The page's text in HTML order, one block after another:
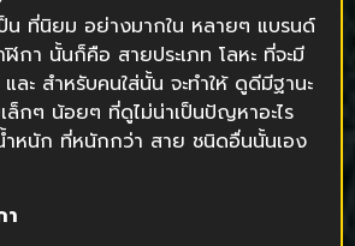
น ที่นิยม อย่างมากใน หลายๆ แบรนด์
กา นั้นก็คือ สายประเภท โลหะ ที่จะมี
ละ สำหรับคนใส่นั้น จะทำให้ ดูดีมีฐานะ
ล็กๆ น้อยๆ ที่ดูไม่น่าเป็นปัญหาอะไร
ำหนัก ที่หนักกว่า สาย ชนิดอื่นนั้นเอง